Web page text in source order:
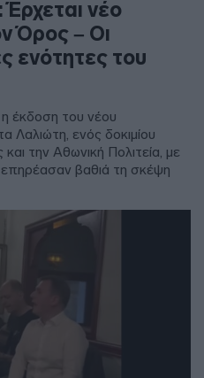
νέο
Όρος – Οι
ενότητες του
η έκδοση του νέου
Λαλιώτη, ενός δοκιμίου
την Αθωνική Πολιτεία, με
βαθιά τη σκέψη